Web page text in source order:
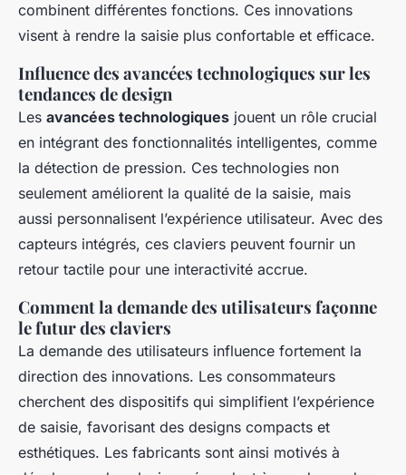
combinent différentes fonctions. Ces innovations
visent à rendre la saisie plus confortable et efficace.
Influence des avancées technologiques sur les
tendances de design
Les avancées technologiques jouent un rôle crucial
en intégrant des fonctionnalités intelligentes, comme
la détection de pression. Ces technologies non
seulement améliorent la qualité de la saisie, mais
aussi personnalisent l’expérience utilisateur. Avec des
capteurs intégrés, ces claviers peuvent fournir un
retour tactile pour une interactivité accrue.
Comment la demande des utilisateurs façonne
le futur des claviers
La demande des utilisateurs influence fortement la
direction des innovations. Les consommateurs
cherchent des dispositifs qui simplifient l’expérience
de saisie, favorisant des designs compacts et
esthétiques. Les fabricants sont ainsi motivés à